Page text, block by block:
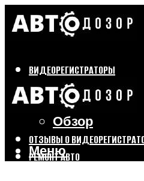
ВИДЕОРЕГИСТРАТОРЫ
Бренды
Выбор
Обзор
ОТЗЫВЫ О
РЕМОНТ АВТО
Меню